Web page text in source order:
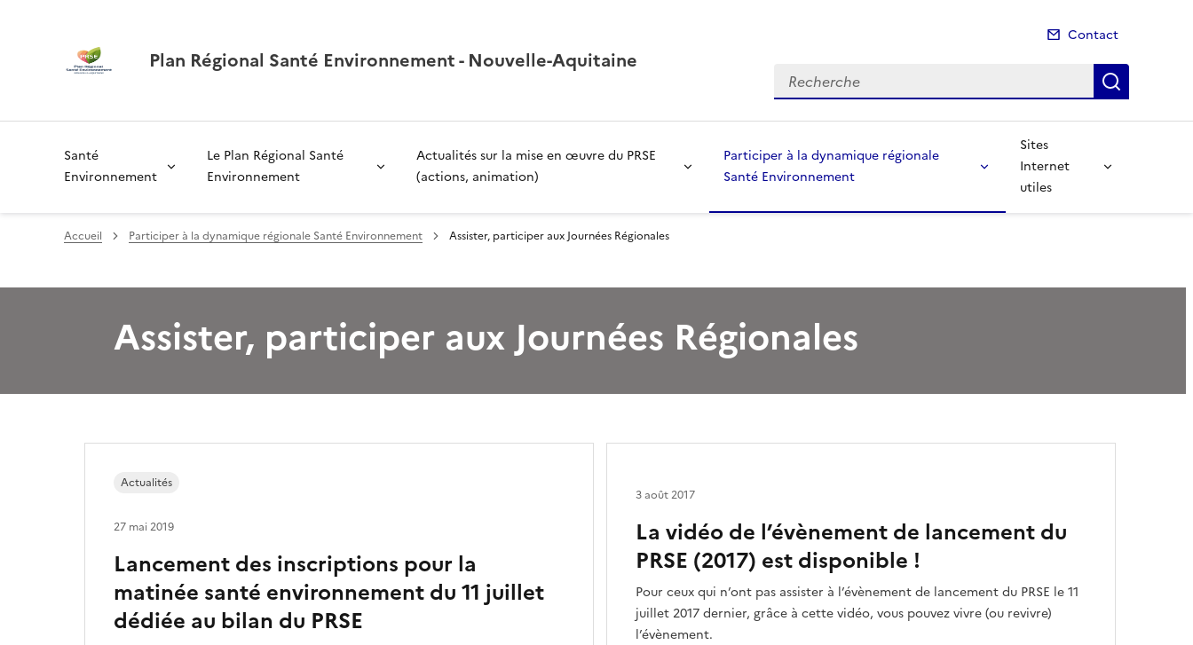
Plan Régional Santé Environnement - Nouvelle-Aquitaine
Contact
Recherche
Santé
Environnement
Le Plan Régional Santé
Environnement
Actualités sur la mise en œuvre du PRSE
(actions, animation)
Participer à la dynamique régionale
Santé Environnement
Sites
Internet
utiles
Accueil Participer à la dynamique régionale Santé Environnement Assister, participer aux Journées Régionales
Assister, participer aux Journées Régionales
Lancement des inscriptions pour la
matinée santé environnement du 11 juillet
dédiée au bilan du PRSE
Actualités
27 mai 2019
La vidéo de l’évènement de lancement du
PRSE (2017) est disponible !
Pour ceux qui n’ont pas assister à l’évènement de lancement du PRSE le 11
juillet 2017 dernier, grâce à cette vidéo, vous pouvez vivre (ou revivre)
l’évènement.
3 août 2017